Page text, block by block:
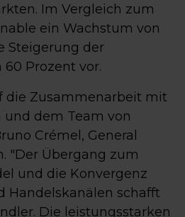
Im Vergleich zum
ein Wachstum von
Steigerung der
Prozent vor.
die Zusammenarbeit mit
und dem Team von
Crémel, General
"Der Übergang zum
und die Konvergenz
Handelskanälen schafft
Die leistungsstarken